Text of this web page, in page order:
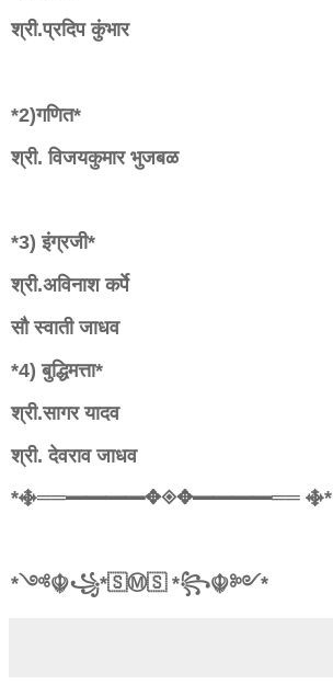
श्री.प्रदिप कुंभार
*2)गणित*
श्री. विजयकुमार भुजबळ
*3) इंग्रजी*
श्री.अविनाश कर्पे
सौ स्वाती जाधव
*4) बुद्धिमत्ता*
श्री.सागर यादव
श्री. देवराव जाधव
*࿇══━━━━✥◈✥━━━━══ ࿇*
*༺☬꧁*🇸Ⓜ️🇸 *꧂☬༻*